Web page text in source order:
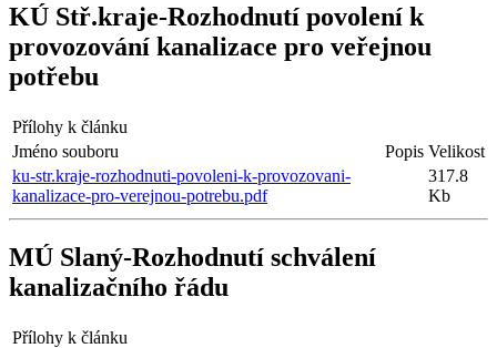
KÚ Stř.kraje-Rozhodnutí povolení k
provozování kanalizace pro veřejnou
potřebu
Přílohy k článku
Jméno souboru
Popis Velikost
ku-str.kraje-rozhodnuti-povoleni-k-provozovani-
kanalizace-pro-verejnou-potrebu.pdf
317.8
Kb
MÚ Slaný-Rozhodnutí schválení
kanalizačního řádu
Přílohy k článku